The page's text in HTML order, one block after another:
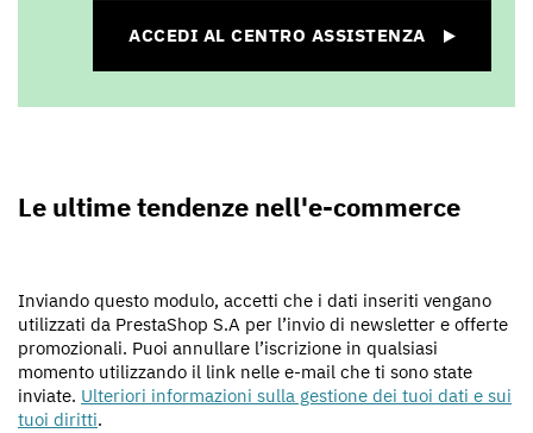
ACCEDI AL CENTRO ASSISTENZA
Le ultime tendenze nell'e-commerce
Inviando questo modulo, accetti che i dati inseriti vengano
utilizzati da PrestaShop S.A per l’invio di newsletter e offerte
promozionali. Puoi annullare l’iscrizione in qualsiasi
momento utilizzando il link nelle e-mail che ti sono state
inviate. Ulteriori informazioni sulla gestione dei tuoi dati e sui
tuoi diritti.